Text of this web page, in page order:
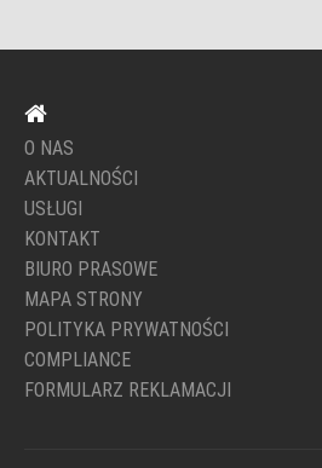
O NAS
AKTUALNOŚCI
USŁUGI
KONTAKT
BIURO PRASOWE
MAPA STRONY
POLITYKA PRYWATNOŚCI
COMPLIANCE
FORMULARZ REKLAMACJI